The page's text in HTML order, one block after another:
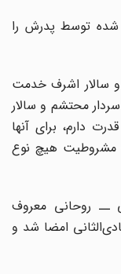
توسط پدرش را
سالار اشرف خدمت
محتشم و سالار
دارم، برای آنها
هیچ نوع
ــ روحانی معروف
الثانی امضا شد و